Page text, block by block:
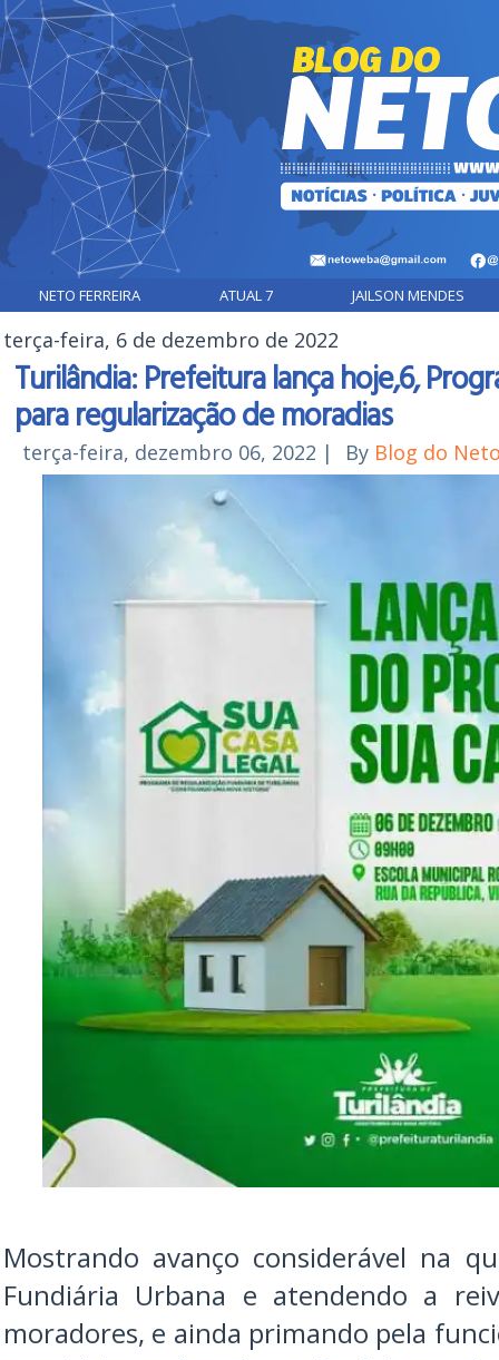
NETO FERREIRA ATUAL 7 JAILSON MENDES
terça-feira, 6 de dezembro de 2022
Turilândia: Prefeitura lança hoje,6,
para regularização de moradias
terça-feira, dezembro 06, 2022 | By Blog do
Mostrando avanço considerável na
Fundiária Urbana e atendendo a
moradores, e ainda primando pela